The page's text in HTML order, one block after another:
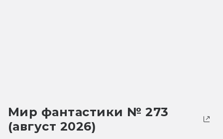
Мир фантастики № 273
(август 2026)